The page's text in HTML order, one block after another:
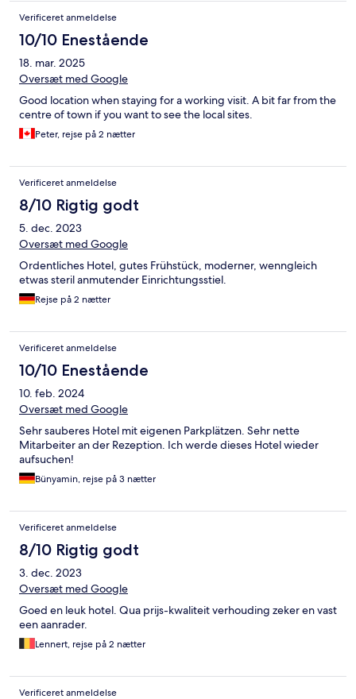
Verificeret anmeldelse
10/10 Enestående
18. mar. 2025
Oversæt med Google
Good location when staying for a working visit. A bit far from the
centre of town if you want to see the local sites.
Peter, rejse på 2 nætter
Verificeret anmeldelse
8/10 Rigtig godt
5. dec. 2023
Oversæt med Google
Ordentliches Hotel, gutes Frühstück, moderner, wenngleich
etwas steril anmutender Einrichtungsstiel.
Rejse på 2 nætter
Verificeret anmeldelse
10/10 Enestående
10. feb. 2024
Oversæt med Google
Sehr sauberes Hotel mit eigenen Parkplätzen. Sehr nette
Mitarbeiter an der Rezeption. Ich werde dieses Hotel wieder
aufsuchen!
Bünyamin, rejse på 3 nætter
Verificeret anmeldelse
8/10 Rigtig godt
3. dec. 2023
Oversæt med Google
Goed en leuk hotel. Qua prijs-kwaliteit verhouding zeker en vast
een aanrader.
Lennert, rejse på 2 nætter
Verificeret anmeldelse